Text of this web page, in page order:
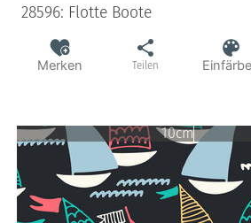
28596: Flotte Boote
Merken Teilen
10cm